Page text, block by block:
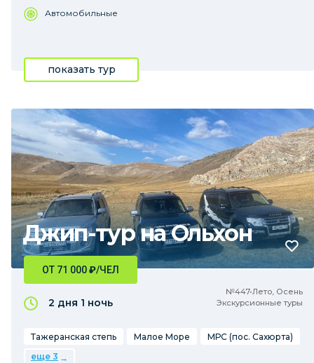
Автомобильные
показать тур
Джип-тур на Ольхон
№447•Лето, Осень
Экскурсионные туры
ОТ 71 000₽/ЧЕЛ
2 дня 1 ночь
Тажеранская степь Малое Море
МРС (пос. Сахюрта)
еще 3